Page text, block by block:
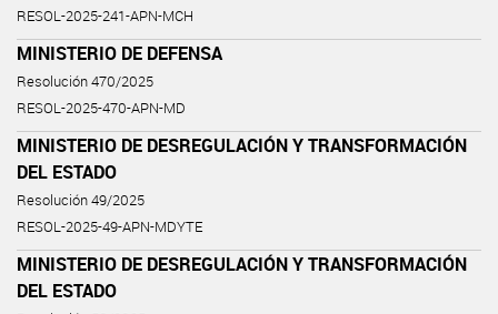
RESOL-2025-241-APN-MCH
MINISTERIO DE DEFENSA
Resolución 470/2025
RESOL-2025-470-APN-MD
MINISTERIO DE DESREGULACIÓN Y TRANSFORMACIÓN
DEL ESTADO
Resolución 49/2025
RESOL-2025-49-APN-MDYTE
MINISTERIO DE DESREGULACIÓN Y TRANSFORMACIÓN
DEL ESTADO